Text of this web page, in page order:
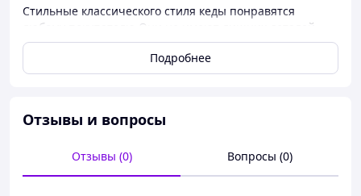
Стильные классического стиля кеды понравятся
любому покупателю Они не имеют лишних деталей.
Полностью белая модель будет сочетаться с
разнообразной одеждой. На верху есть шнуровка.
Внутри кожаная подкладка. Резиновая подошва будет
Made in Ukraine\Сделано в Украине
Подробнее
Отзывы и вопросы
Отзывы (0) Вопросы (0)